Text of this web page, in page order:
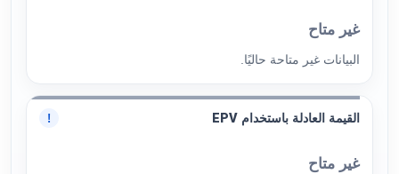
غير متاح
البيانات غير متاحة حاليًا.
القيمة العادلة باستخدام EPV !
غير متاح